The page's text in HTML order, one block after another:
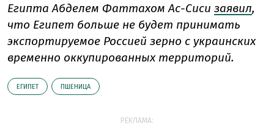
Египта Абделем Фаттахом Ас-Сиси заявил,
что Египет больше не будет принимать
экспортируемое Россией зерно с украинских
временно оккупированных территорий.
ЕГИПЕТ ПШЕНИЦА
РЕКЛАМА: